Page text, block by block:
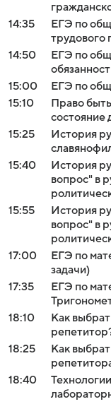
14:35
ЕГЭ по
трудового
14:50
ЕГЭ по
15:00
ЕГЭ по
15:10
Право
состояние
15:25
История
15:40
История
вопрос" в
15:55
История
вопрос" в
17:00
ЕГЭ по
задачи)
17:35
ЕГЭ по
18:10
Как
18:25
Как
18:40